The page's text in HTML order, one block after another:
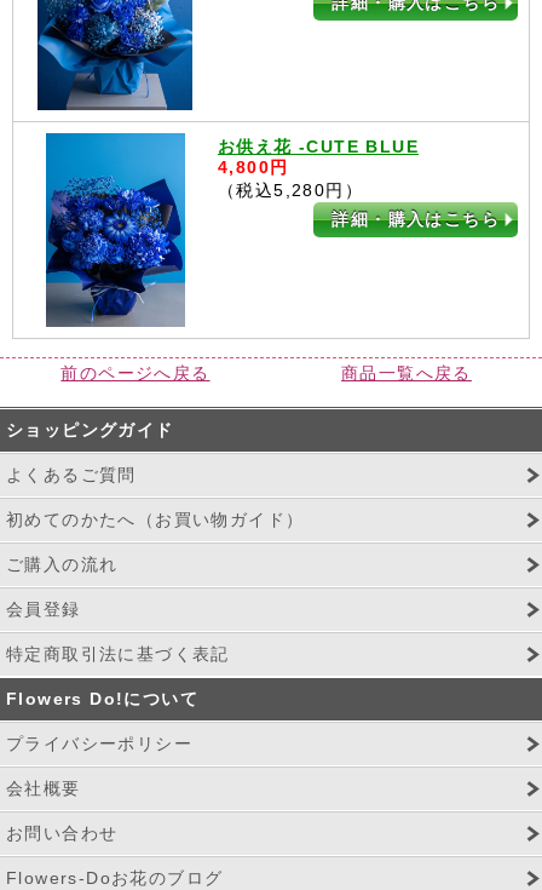
お供え花 -CUTE BLUE
4,800円
（税込5,280円）
詳細・購入はこちら
前のページへ戻る 商品一覧へ戻る
ショッピングガイド
よくあるご質問
初めてのかたへ（お買い物ガイド）
ご購入の流れ
会員登録
特定商取引法に基づく表記
Flowers Do!について
プライバシーポリシー
会社概要
お問い合わせ
Flowers-Doお花のブログ